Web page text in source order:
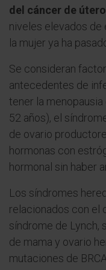
del cáncer de
niveles elevados de
la mujer ya ha
Se consideran
antecedentes de
tener la
52 años), el
de ovario
hormonas con
hormonal sin haber
Los síndromes
relacionados con el
síndrome de Lynch,
de mama y ovario
mutaciones de